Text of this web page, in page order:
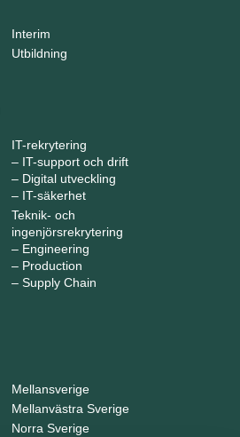
Interim
Utbildning
IT-rekrytering
– IT-support och drift
– Digital utveckling
– IT-säkerhet
Teknik- och
ingenjörsrekrytering
– Engineering
– Production
– Supply Chain
Mellansverige
Mellanvästra Sverige
Norra Sverige